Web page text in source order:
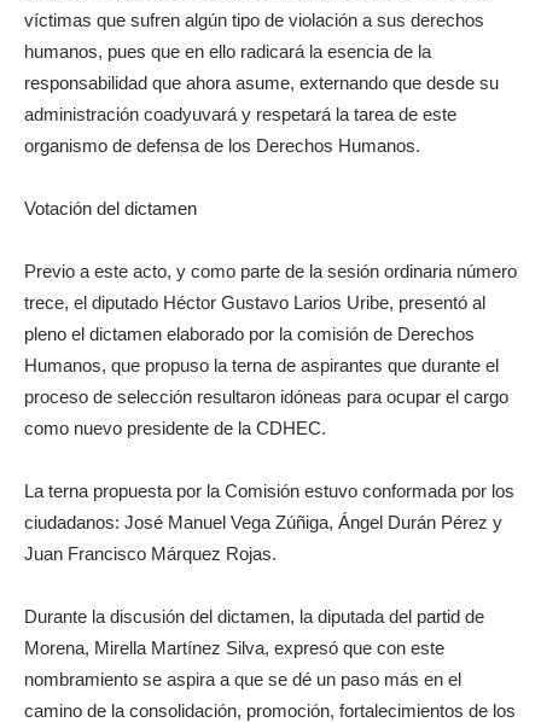
víctimas que sufren algún tipo de violación a sus derechos
humanos, pues que en ello radicará la esencia de la
responsabilidad que ahora asume, externando que desde su
administración coadyuvará y respetará la tarea de este
organismo de defensa de los Derechos Humanos.
Votación del dictamen
Previo a este acto, y como parte de la sesión ordinaria número
trece, el diputado Héctor Gustavo Larios Uribe, presentó al
pleno el dictamen elaborado por la comisión de Derechos
Humanos, que propuso la terna de aspirantes que durante el
proceso de selección resultaron idóneas para ocupar el cargo
como nuevo presidente de la CDHEC.
La terna propuesta por la Comisión estuvo conformada por los
ciudadanos: José Manuel Vega Zúñiga, Ángel Durán Pérez y
Juan Francisco Márquez Rojas.
Durante la discusión del dictamen, la diputada del partid de
Morena, Mirella Martínez Silva, expresó que con este
nombramiento se aspira a que se dé un paso más en el
camino de la consolidación, promoción, fortalecimientos de los